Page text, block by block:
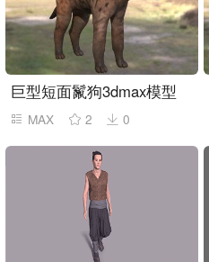
巨型短面鬣狗3dmax模型
MAX 2 0